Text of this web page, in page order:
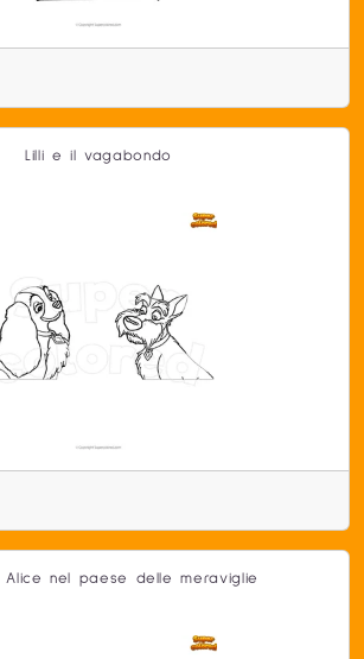
Lilli e il vagabondo
Alice nel paese delle meraviglie